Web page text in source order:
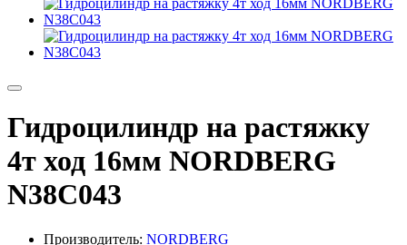
Гидроцилиндр на растяжку
4т ход 16мм NORDBERG
N38C043
Производитель: NORDBERG